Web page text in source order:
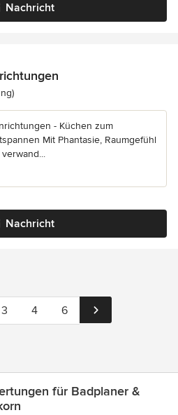
Nachricht
1 von 5 Sternen
- Küchen zum
Mit Phantasie, Raumgefühl
Nachricht
3 4 6
für Badplaner &